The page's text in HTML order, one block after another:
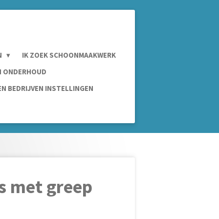
IK ZOEK SCHOONMAAKWERK
ONDERHOUD
BEDRIJVEN INSTELLINGEN
met greep